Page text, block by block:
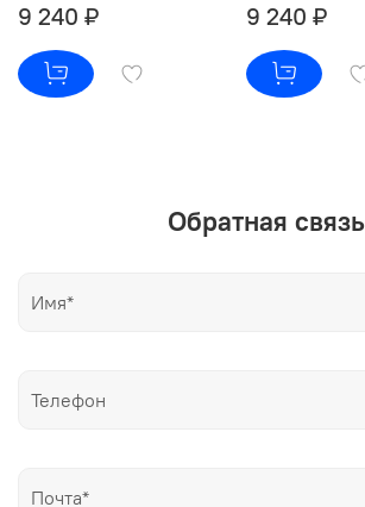
9 240 ₽ 9 240 ₽
Обратная связь